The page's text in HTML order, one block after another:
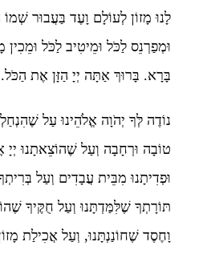
לָנוּ מָזוֹן לְעוֹלָם וָעֶד בַּעֲבוּר שְׁמוֹ
וּמְפַרְנֵס לַכֹּל וּמֵיטִיב לַכֹּל וּמֵכִין
בָּרָא. בָּרוּךְ אַתָּה יְיָ הַזָּן אֶת הַכֹּל.
נוֹדֶה לְּךָ יְהֹוָה אֱלֹהֵינוּ עַל
טוֹבָה וּרְחָבָה וְעַל שֶׁהוֹצֵאתָנוּ יְיָ
וּפְדִיתָנוּ מִבֵּית עֲבָדִים וְעַל
תּוֹרָתְךָ שֶׁלִּמַּדְתָּנוּ וְעַל חֻקֶּיךָ
וָחֶסֶד שֶׁחוֹנַנְתָּנוּ, וְעַל אֲכִילַת